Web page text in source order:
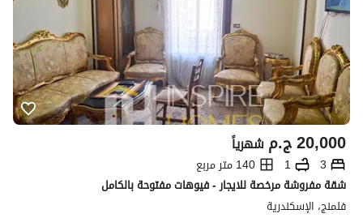
ج.م20,000 شهرياً
3
1
140 متر مربع
شقة مفروشة مرخصة للايجار - فيوهات مفتوحة بالكامل
فلمنج، الإسكندرية